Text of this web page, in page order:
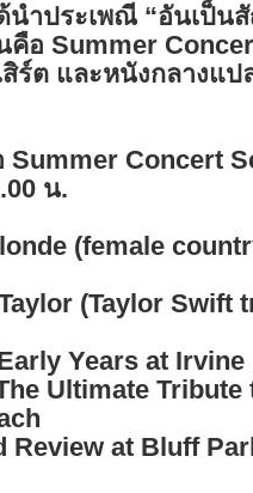
นำประเพณี “อันเป็น
คือ Summer
ร์ต และหนังกลางแ
Summer Concert
น.
(female
(Taylor Swift
Years at
Ultimate
Review at Bluff